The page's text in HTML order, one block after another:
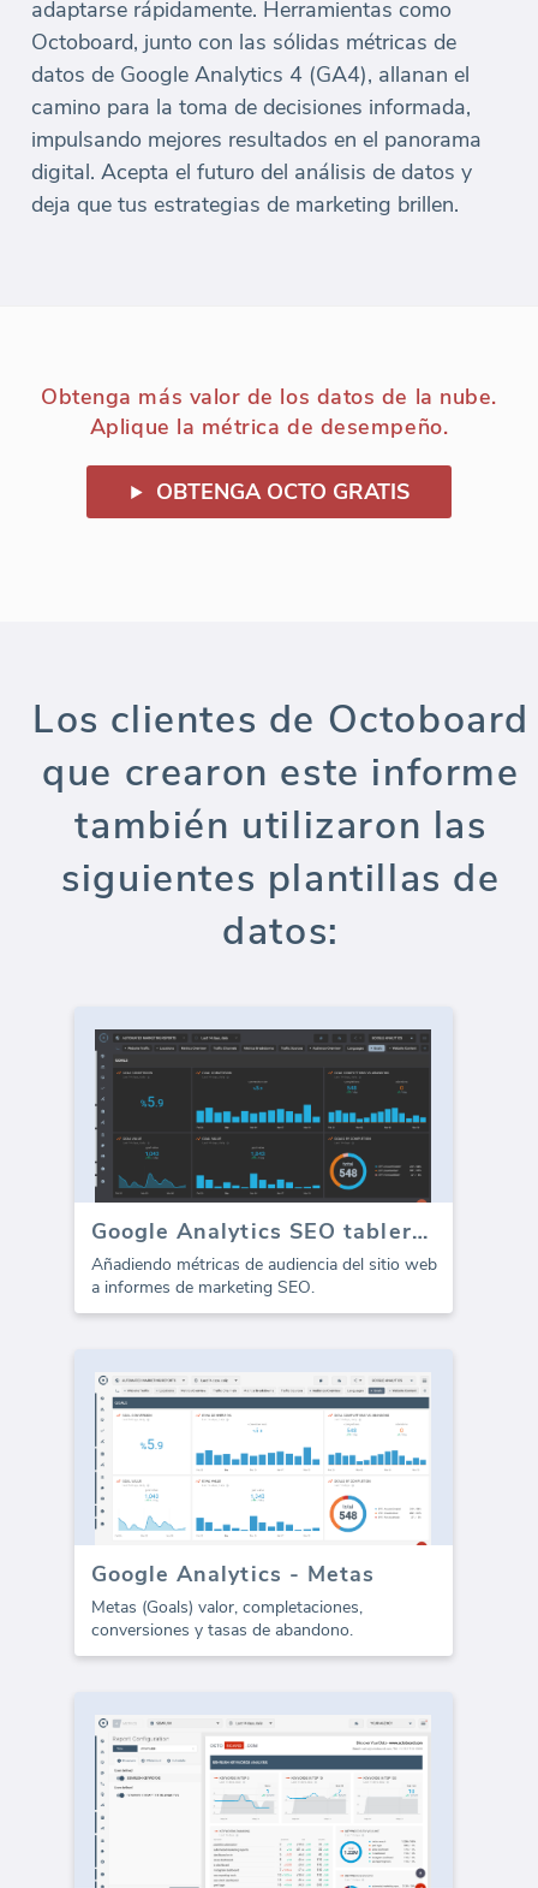
adaptarse rápidamente. Herramientas como
Octoboard, junto con las sólidas métricas de
datos de Google Analytics 4 (GA4), allanan el
camino para la toma de decisiones informada,
impulsando mejores resultados en el panorama
digital. Acepta el futuro del análisis de datos y
deja que tus estrategias de marketing brillen.
Obtenga más valor de los datos de la nube.
Aplique la métrica de desempeño.
OBTENGA OCTO GRATIS
Los clientes de Octoboard
que crearon este informe
también utilizaron las
siguientes plantillas de
datos:
Google Analytics SEO tablero - Audiencia
Añadiendo métricas de audiencia del sitio web
a informes de marketing SEO.
Google Analytics - Metas
Metas (Goals) valor, completaciones,
conversiones y tasas de abandono.